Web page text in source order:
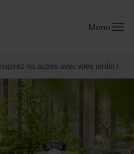
Menu
Inspirez les autres avec votre jardin !